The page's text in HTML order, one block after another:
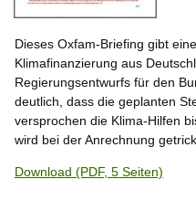
Dieses Oxfam-Briefing gibt
Klimafinanzierung aus
Regierungsentwurfs für den
deutlich, dass die geplanten
versprochen die Klima-Hilfen
wird bei der Anrechnung
Download (PDF, 5 Seiten)